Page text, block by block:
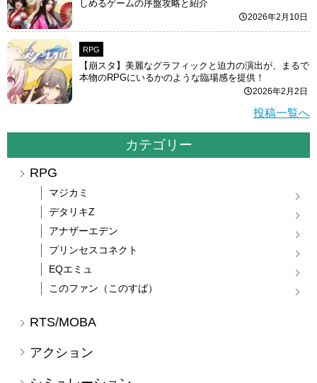
しめるゲームの序盤攻略と紹介
2026年2月10日
RPG
【崩スタ】美麗なグラフィックと迫力の演出が、まるで
本物のRPGにいるかのような臨場感を提供！
2026年2月2日
投稿一覧へ
カテゴリー
RPG
マジカミ
デタリキZ
アナザーエデン
プリンセスコネクト
EQエミュ
このファン（このすば）
RTS/MOBA
アクション